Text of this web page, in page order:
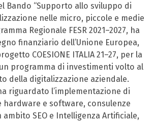
Bando “Supporto allo sviluppo di
nelle micro, piccole e medie
Regionale FESR 2021–2027, ha
finanziario dell’Unione Europea,
COESIONE ITALIA 21–27, per la
programma di investimenti volto al
della digitalizzazione aziendale.
riguardato l’implementazione di
e software, consulenze
SEO e Intelligenza Artificiale,